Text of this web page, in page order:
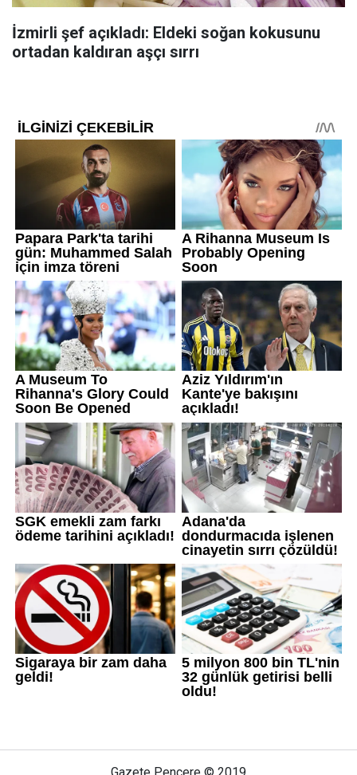
İzmirli şef açıkladı: Eldeki soğan kokusunu
ortadan kaldıran aşçı sırrı